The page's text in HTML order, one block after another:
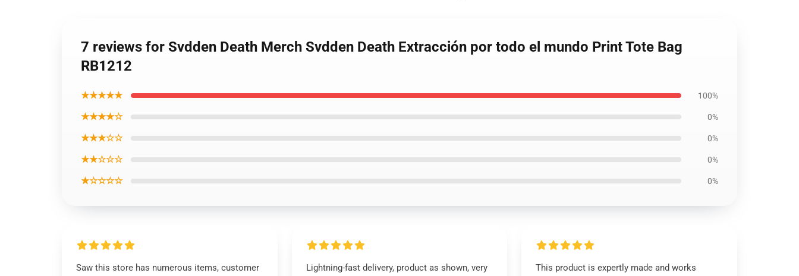
7 reviews for Svdden Death Merch Svdden Death Extracción por todo el mundo Print Tote Bag
RB1212
★★★★★ 100%
★★★★☆ 0%
★★★☆☆ 0%
★★☆☆☆ 0%
★☆☆☆☆ 0%
Saw this store has numerous items, customer
Lightning-fast delivery, product as shown, very
This product is expertly made and works